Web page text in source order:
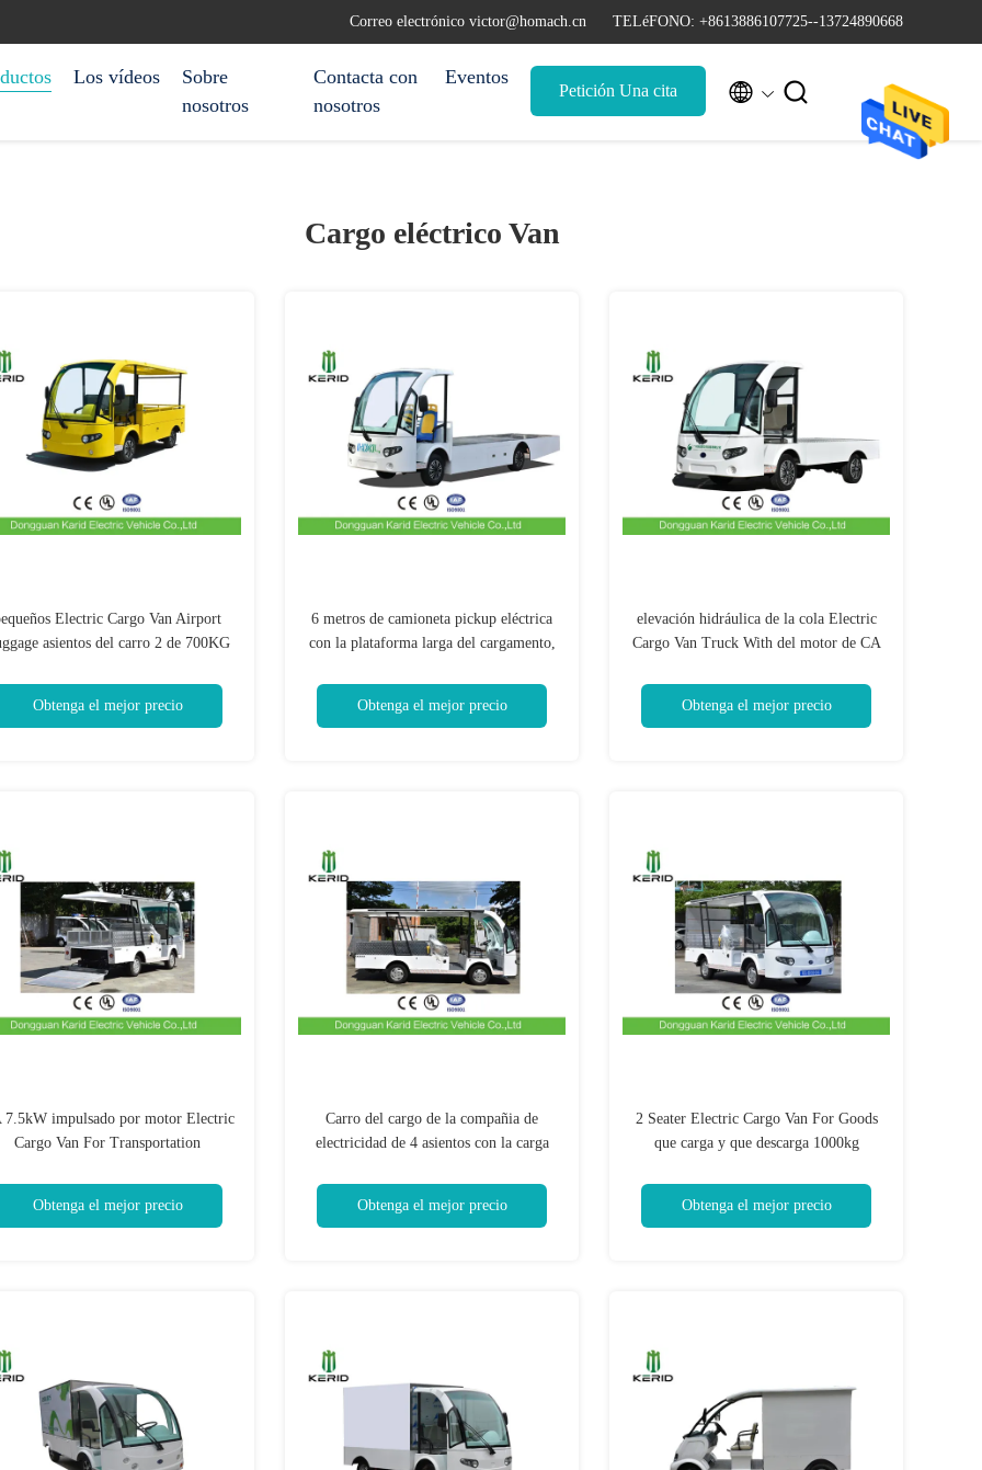
Correo electrónico victor@homach.cn TELéFONO: +8613886107725--13724890668
Los vídeos
Sobre
nosotros
Contacta con
nosotros
Eventos
Petición Una cita  
Cargo eléctrico Van
Electric Cargo Van Airport
asientos del carro 2 de 700KG
Obtenga el mejor precio
6 metros de camioneta pickup eléctrica
con la plataforma larga del cargamento,
Obtenga el mejor precio
elevación hidráulica de la cola Electric
Cargo Van Truck With del motor de CA
Obtenga el mejor precio
7.5kW impulsado por motor Electric
Cargo Van For Transportation
Obtenga el mejor precio
Carro del cargo de la compañia de
electricidad de 4 asientos con la carga
Obtenga el mejor precio
2 Seater Electric Cargo Van For Goods
que carga y que descarga 1000kg
Obtenga el mejor precio